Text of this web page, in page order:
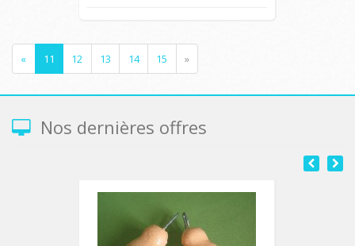
« 11 12 13 14 15 »
Nos dernières offres